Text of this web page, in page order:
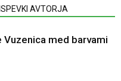
AVTORJA
med barvami